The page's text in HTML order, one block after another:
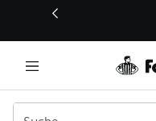
Dieser Link öffnet sich in